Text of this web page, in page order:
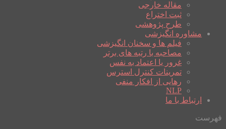
مقاله خارجی
ثبت اختراع
طرح پژوهشی
مشاوره انگیزشی
فیلم ها و سخنان انگیزشی
مصاحبه با رتبه های برتر
غرور یا اعتماد به نفس
تمرینات کنترل استرس
رهایی از افکار منفی
NLP
ارتباط با ما
فهرست